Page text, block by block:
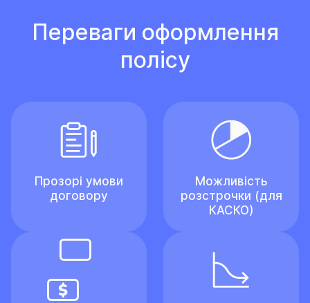
Переваги оформлення
полісу
Прозорі умови
договору
Можливість
розстрочки (для
КАСКО)